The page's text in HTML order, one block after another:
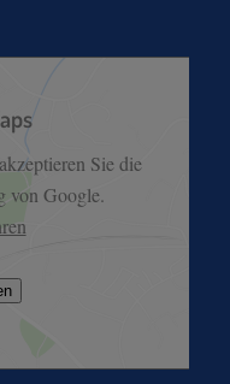
Sie die
von Google.